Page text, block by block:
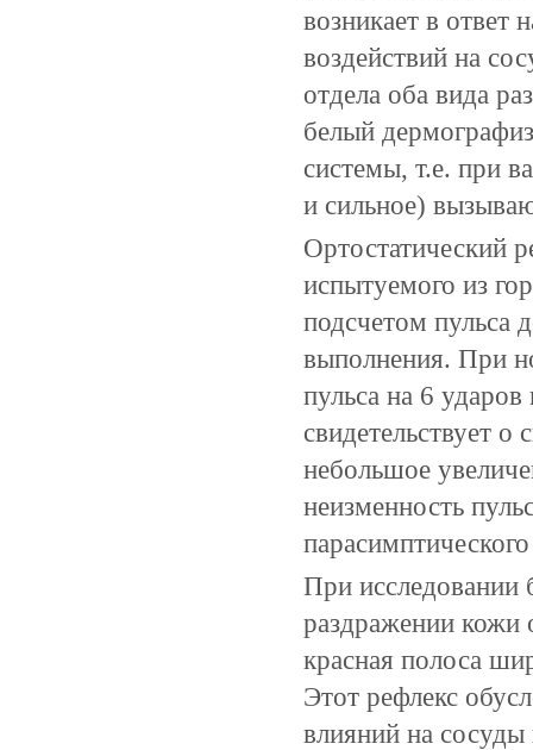
возникает в ответ
воздействий на
отдела оба вида
белый
системы, т.е. при
и сильное)
Ортостатический
испытуемого из
подсчетом пульса
выполнения. При
пульса на 6
свидетельствует
небольшое
неизменность
При исследовании
раздражении кожи
красная полоса
Этот рефлекс
влияний на